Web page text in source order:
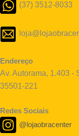
(37) 3512-8033
Endereço
Av. Autorama, 1.403 -
35501-221
Redes Sociais
@lojaobracenter